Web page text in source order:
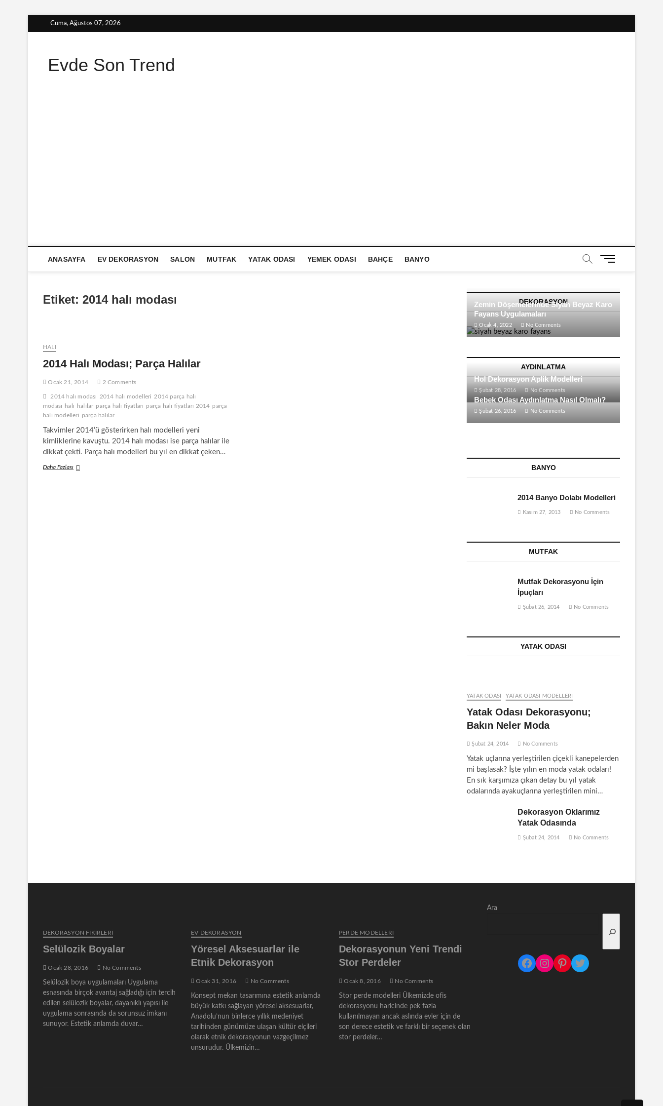
to
Cuma, Ağustos 07, 2026
Evde Son Trend
ANASAYFA EV DEKORASYON SALON MUTFAK YATAK ODASI YEMEK ODASI BAHÇE BANYO
M
u
B
u
n
Etiket: 2014 halı modası
HALI
2014 Halı Modası; Parça Halılar
Ocak 21, 2014 2 Comments
2014 halı modası 2014 halı modelleri 2014 parça halı
modası
halı halılar parça halı fiyatları parça halı fiyatları 2014 parça
halı modelleri parça halılar
Takvimler 2014’ü gösterirken halı modelleri yeni
kimliklerine kavuştu. 2014 halı modası ise parça halılar ile
dikkat çekti. Parça halı modelleri bu yıl en dikkat çeken…
Daha Fazlası2014
DEKORASYON
Zemin Döşemelerinde Siyah Beyaz Karo
Fayans Uygulamaları
Ocak 4, 2022 No Comments
AYDINLATMA
Hol Dekorasyon Aplik Modelleri
Şubat 28, 2016 No Comments
Bebek Odası Aydınlatma Nasıl Olmalı?
Şubat 26, 2016 No Comments
BANYO
2014 Banyo Dolabı Modelleri
Kasım 27, 2013 No Comments
MUTFAK
Mutfak Dekorasyonu İçin
İpuçları
Şubat 26, 2014 No Comments
YATAK ODASI
YATAK ODASI YATAK ODASI MODELLERI
Yatak Odası Dekorasyonu;
Bakın Neler Moda
Şubat 24, 2014 No Comments
Yatak uçlarına yerleştirilen çiçekli kanepelerden
mi başlasak? İşte yılın en moda yatak odaları!
En sık karşımıza çıkan detay bu yıl yatak
odalarında ayakuçlarına yerleştirilen mini…
Dekorasyon Oklarımız
Yatak Odasında
Şubat 24, 2014 No Comments
DEKORASYON FİKİRLERİ
Selülozik Boyalar
Ocak 28, 2016 No Comments
Selülozik boya uygulamaları Uygulama
esnasında birçok avantaj sağladığı için tercih
edilen selülozik boyalar, dayanıklı yapısı ile
uygulama sonrasında da sorunsuz imkanı
sunuyor. Estetik anlamda duvar…
EV DEKORASYON
Yöresel Aksesuarlar ile
Etnik Dekorasyon
Ocak 31, 2016 No Comments
Konsept mekan tasarımına estetik anlamda
büyük katkı sağlayan yöresel aksesuarlar,
Anadolu’nun binlerce yıllık medeniyet
tarihinden günümüze ulaşan kültür elçileri
olarak etnik dekorasyonun vazgeçilmez
unsurudur. Ülkemizin…
PERDE MODELLERI
Dekorasyonun Yeni Trendi
Stor Perdeler
Ocak 8, 2016 No Comments
Stor perde modelleri Ülkemizde ofis
dekorasyonu haricinde pek fazla
kullanılmayan ancak aslında evler için de
son derece estetik ve farklı bir seçenek olan
stor perdeler…
Ara
Facebook
Instagram
Pinterest
Twitter